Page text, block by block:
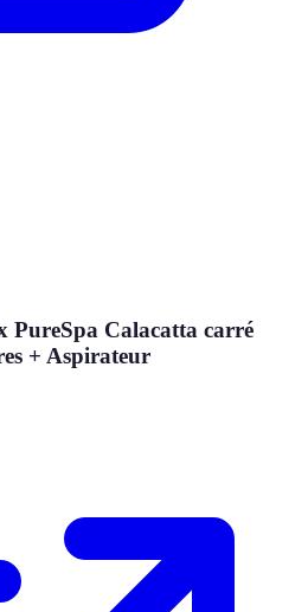
PureSpa Calacatta carré
+ Aspirateur